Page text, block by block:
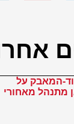
המאבק על
מתנהל מאחורי